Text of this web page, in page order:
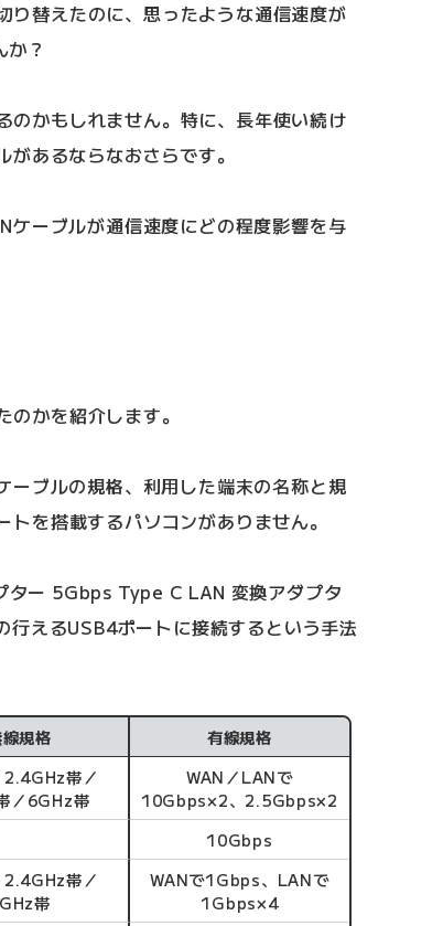
り替えたのに、思ったような通信速度が
？
のかもしれません。特に、長年使い続け
あるならなおさらです。
ーブルが通信速度にどの程度影響を与
かを紹介します。
ブルの規格、利用した端末の名称と規
を搭載するパソコンがありません。
ター 5Gbps Type C LAN 変換アダプタ
えるUSB4ポートに接続するという手法
規格 有線規格
帯／
／6GHz帯
WAN／LANで
10Gbps×2、2.5Gbps×2
10Gbps
帯／
帯
WANで1Gbps、LANで
1Gbps×4